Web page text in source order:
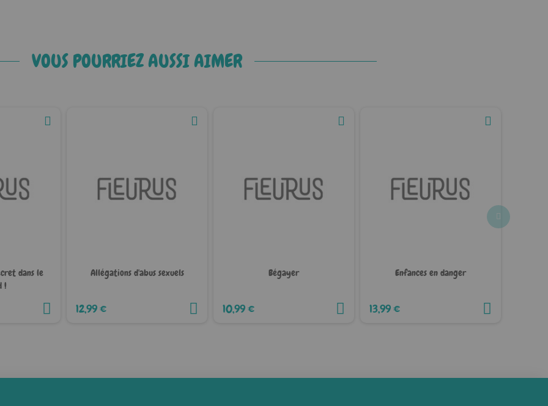
VOUS POURRIEZ AUSSI AIMER
dans le
!
Allégations d'abus sexuels
12,99 €
Bégayer
10,99 €
Enfances en danger
13,99 €